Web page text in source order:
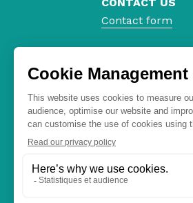
Contact form
PRIVACY CENTER
Privacy Policy
Cookie Policy